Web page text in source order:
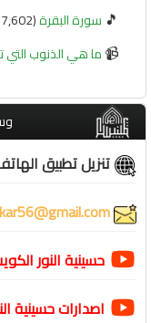
🎵 سورة البقرة(7,602 👁️)
📹ما هي الذنوب
تنزيل تطبيق
حسينية النور
اصدارات حسينية